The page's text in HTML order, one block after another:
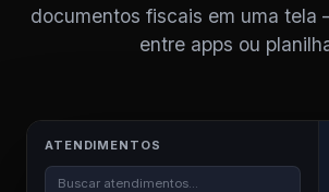
documentos fiscais em uma tela
entre apps ou
ATENDIMENTOS
Buscar atendimentos...